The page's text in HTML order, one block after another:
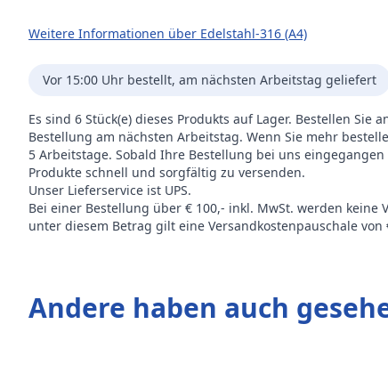
Weitere Informationen über Edelstahl-316 (A4)
Vor 15:00 Uhr bestellt, am nächsten Arbeitstag geliefert
Es sind 6 Stück(e) dieses Produkts auf Lager. Bestellen
Bestellung am nächsten Arbeitstag. Wenn Sie mehr
5 Arbeitstage. Sobald Ihre Bestellung bei uns
Produkte schnell und sorgfältig zu versenden.
Unser Lieferservice ist UPS.
Bei einer Bestellung über € 100,- inkl. MwSt. werden keine
unter diesem Betrag gilt eine Versandkostenpauschale von
Andere haben auch